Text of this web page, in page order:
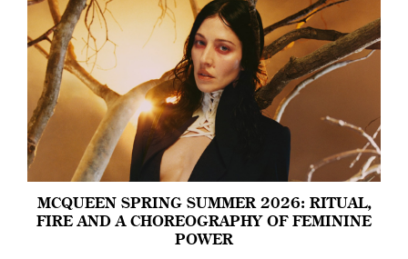
MCQUEEN SPRING SUMMER 2026: RITUAL,
FIRE AND A CHOREOGRAPHY OF FEMININE
POWER